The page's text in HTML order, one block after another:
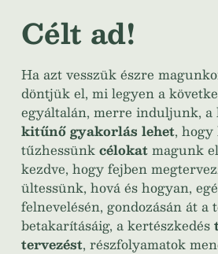
Célt ad!
Ha azt vesszük észre
döntjük el, mi legyen a
egyáltalán, merre induljunk, a
kitűnő gyakorlás lehet,
tűzhessünkcélokatmagunk
kezdve, hogy fejben
ültessünk, hová és hogyan,
felnevelésén, gondozásán át a
betakarításáig, a kertészkedés
tervezést, részfolyamatok